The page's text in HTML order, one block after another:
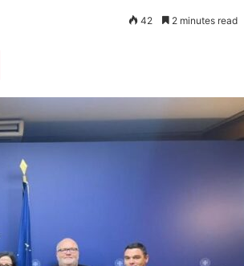
42 2 minutes read
Pocket